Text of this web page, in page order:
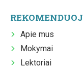
Apie mus
Mokymai
Lektoriai